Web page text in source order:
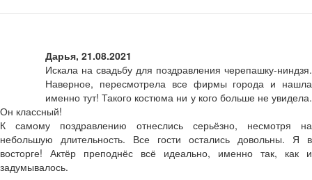
Дарья, 21.08.2021
Искала на свадьбу для поздравления черепашку-ниндзя.
Наверное, пересмотрела все фирмы города и нашла
именно тут! Такого костюма ни у кого больше не увидела.
Он классный!
К самому поздравлению отнеслись серьёзно, несмотря на
небольшую длительность. Все гости остались довольны. Я в
восторге! Актёр преподнёс всё идеально, именно так, как и
задумывалось.